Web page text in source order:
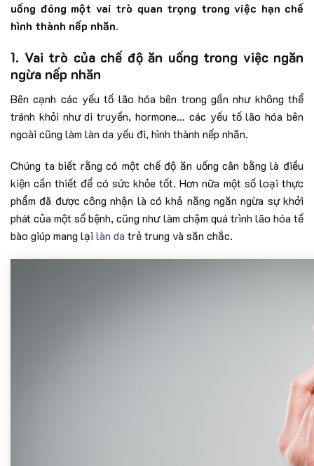
uống đóng một vai trò quan trọng trong việc hạn chế
hình thành nếp nhăn.
1. Vai trò của chế độ ăn uống trong việc ngăn
ngừa nếp nhăn
Bên cạnh các yếu tố lão hóa bên trong gần như không thể
tránh khỏi như di truyền, hormone… các yếu tố lão hóa bên
ngoài cũng làm làn da yếu đi, hình thành nếp nhăn.
Chúng ta biết rằng có một chế độ ăn uống cân bằng là điều
kiện cần thiết để có sức khỏe tốt. Hơn nữa một số loại thực
phẩm đã được công nhận là có khả năng ngăn ngừa sự khởi
phát của một số bệnh, cũng như làm chậm quá trình lão hóa tế
bào giúp mang lại làn da trẻ trung và săn chắc.